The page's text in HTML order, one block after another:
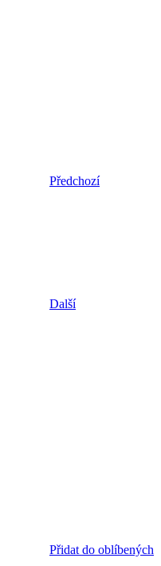
Předchozí
Další
Přidat do oblíbených